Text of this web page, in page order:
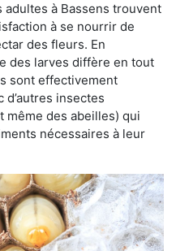
à Bassens trouvent
à se nourrir de
des fleurs. En
des larves diffère en tout
sont effectivement
insectes
même des abeilles) qui
nécessaires à leur